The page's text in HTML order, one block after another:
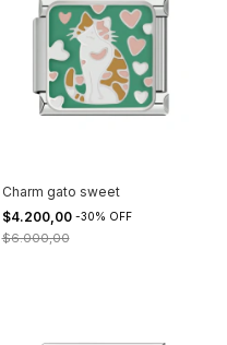
Charm gato sweet
$4.200,00 -30% OFF
$6.000,00